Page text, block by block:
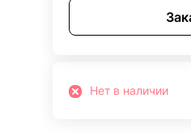
Нет в наличии